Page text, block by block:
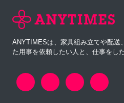
ANYTIMESは、家具組み立てや配送
た用事を依頼したい人と、仕事をし